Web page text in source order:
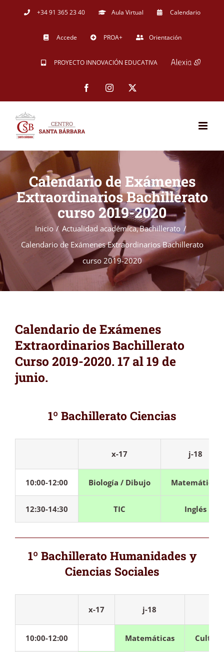
+34 91 365 23 40 Aula Virtual Calendario
Accede PROA+ Orientación
PROYECTO INNOVACIÓN EDUCATIVA
FacebookInstagram
Calendario de Exámenes
Extraordinarios Bachillerato
curso 2019-2020
Inicio Actualidad académica Bachillerato
Calendario de Exámenes Extraordinarios Bachillerato
curso 2019-2020
Calendario de Exámenes
Extraordinarios Bachillerato
Curso 2019-2020. 17 al 19 de
junio.
1º Bachillerato Ciencias
x-17 j-18
10:00-12:00 Biología / Dibujo Matemáticas
12:30-14:30 TIC Inglés
1º Bachillerato Humanidades y
Ciencias Sociales
x-17 j-18
10:00-12:00 Matemáticas